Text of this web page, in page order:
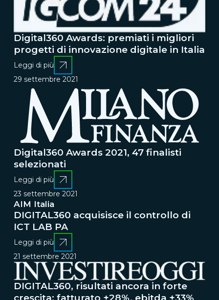
Digital360 Awards: premiati i migliori
progetti di innovazione digitale in Italia
Leggi di più
29 settembre 2021
Digital360 Awards 2021, 47 finalisti
selezionati
Leggi di più
23 settembre 2021
AIM Italia
DIGITAL360 acquisisce il controllo di
ICT LAB PA
Leggi di più
21 settembre 2021
DIGITAL360, risultati ancora in forte